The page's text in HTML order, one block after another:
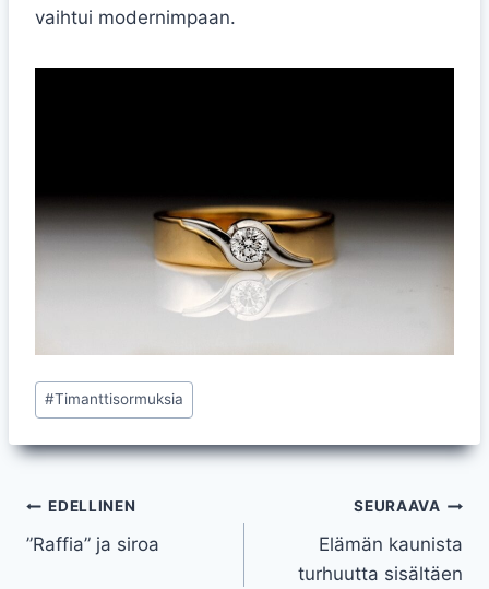
vaihtui modernimpaan.
Avainsanat:
#Timanttisormuksia
Artikkelien
selaus
EDELLINEN
”Raffia” ja siroa
SEURAAVA
Elämän kaunista
turhuutta sisältäen